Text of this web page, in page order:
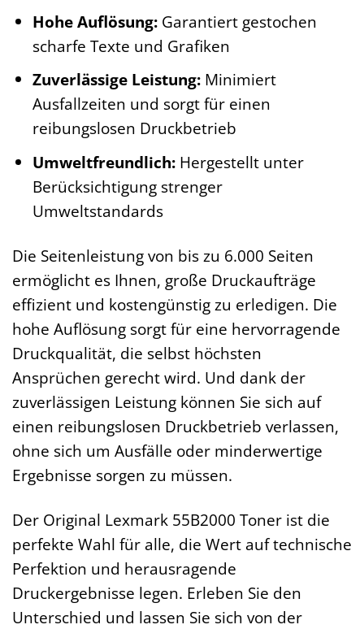
Hohe Auflösung:Garantiert gestochen
scharfe Texte und Grafiken
Zuverlässige Leistung:Minimiert
Ausfallzeiten und sorgt für einen
reibungslosen Druckbetrieb
Umweltfreundlich:Hergestellt unter
Berücksichtigung strenger
Umweltstandards
Die Seitenleistung von bis zu 6.000 Seiten
ermöglicht es Ihnen, große Druckaufträge
effizient und kostengünstig zu erledigen. Die
hohe Auflösung sorgt für eine hervorragende
Druckqualität, die selbst höchsten
Ansprüchen gerecht wird. Und dank der
zuverlässigen Leistung können Sie sich auf
einen reibungslosen Druckbetrieb verlassen,
ohne sich um Ausfälle oder minderwertige
Ergebnisse sorgen zu müssen.
Der Original Lexmark 55B2000 Toner ist die
perfekte Wahl für alle, die Wert auf technische
Perfektion und herausragende
Druckergebnisse legen. Erleben Sie den
Unterschied und lassen Sie sich von der